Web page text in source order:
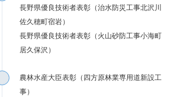
長野県優良技術者表彰（治水防災工事北沢川
佐久穂町宿岩）
長野県優良技術者表彰（火山砂防工事小海町
居久保沢）
農林水産大臣表彰（四方原林業専用道新設工
事）